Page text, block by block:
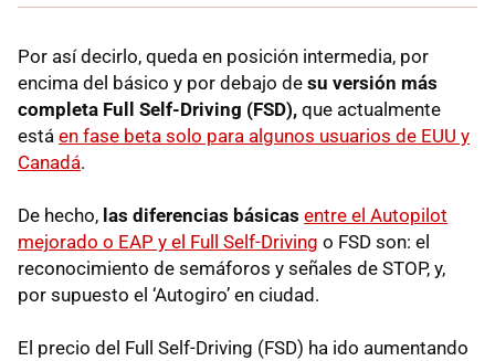
Por así decirlo, queda en posición intermedia, por
encima del básico y por debajo de su versión más
completa Full Self-Driving (FSD), que actualmente
está en fase beta solo para algunos usuarios de EUU y
Canadá.
De hecho, las diferencias básicas entre el Autopilot
mejorado o EAP y el Full Self-Driving o FSD son: el
reconocimiento de semáforos y señales de STOP, y,
por supuesto el ‘Autogiro’ en ciudad.
El precio del Full Self-Driving (FSD) ha ido aumentando